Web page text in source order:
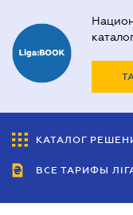
КАТАЛОГ
ВСЕ ТАРИФЫ